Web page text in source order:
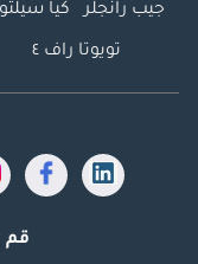
جيب رانجلر كيا
تويوتا راف ٤
قم